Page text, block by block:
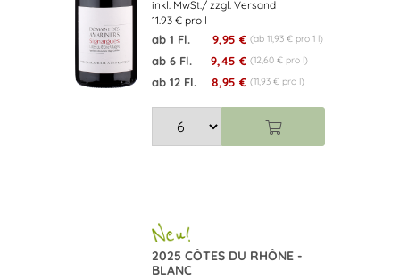
11.93 € pro l
ab 1 Fl. 9,95 € (ab 11,93 € pro 1 l)
ab 6 Fl. 9,45 € (12,60 € pro l)
ab 12 Fl. 8,95 € (11,93 € pro l)
2025 CÔTES DU RHÔNE -
BLANC